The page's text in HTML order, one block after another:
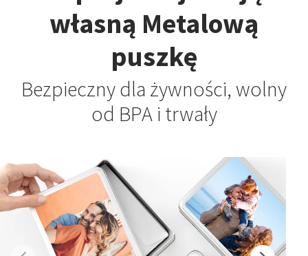
własną Metalową
puszkę
Bezpieczny dla żywności, wolny
od BPA i trwały